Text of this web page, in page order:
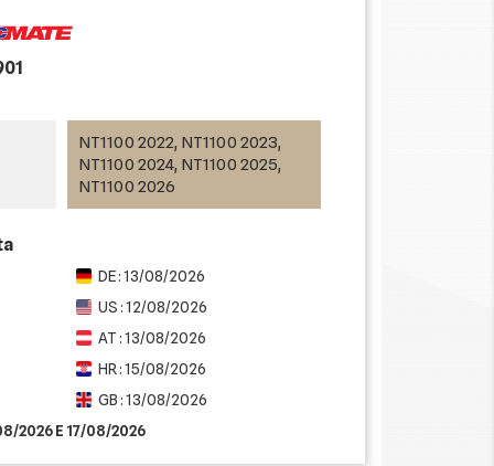
NT1100 2022, NT1100 2023,
NT1100 2024, NT1100 2025,
NT1100 2026
DE : 13/08/2026
US : 12/08/2026
AT : 13/08/2026
HR : 15/08/2026
GB : 13/08/2026
2026 E 17/08/2026